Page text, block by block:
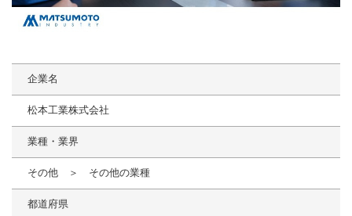
企業名
松本工業株式会社
業種・業界
その他 ＞ その他の業種
都道府県